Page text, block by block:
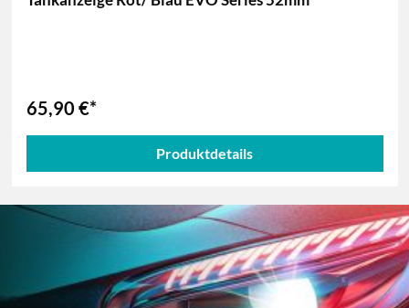
65,90 €*
Produktdetails